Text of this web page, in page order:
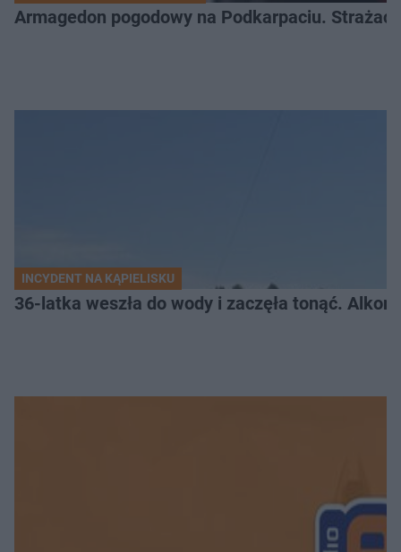
Armagedon pogodowy na Podkarpaciu.
INCYDENT NA KĄPIELISKU
36-latka weszła do wody i zaczęła tonąć.